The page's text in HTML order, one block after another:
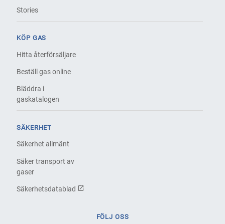
Stories
KÖP GAS
Hitta återförsäljare
Beställ gas online
Bläddra i
gaskatalogen
SÄKERHET
Säkerhet allmänt
Säker transport av
gaser
Säkerhetsdatablad
FÖLJ OSS